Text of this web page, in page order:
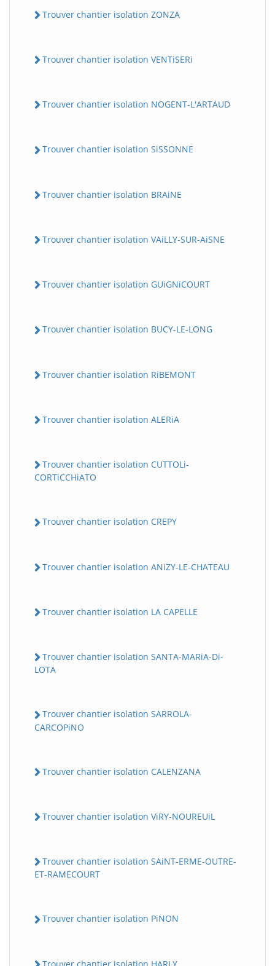
Trouver chantier isolation ZONZA
Trouver chantier isolation VENTiSERi
Trouver chantier isolation NOGENT-L'ARTAUD
Trouver chantier isolation SiSSONNE
Trouver chantier isolation BRAiNE
Trouver chantier isolation VAiLLY-SUR-AiSNE
Trouver chantier isolation GUiGNiCOURT
Trouver chantier isolation BUCY-LE-LONG
Trouver chantier isolation RiBEMONT
Trouver chantier isolation ALERiA
Trouver chantier isolation CUTTOLi-
CORTiCCHiATO
Trouver chantier isolation CREPY
Trouver chantier isolation ANiZY-LE-CHATEAU
Trouver chantier isolation LA CAPELLE
Trouver chantier isolation SANTA-MARiA-Di-
LOTA
Trouver chantier isolation SARROLA-
CARCOPiNO
Trouver chantier isolation CALENZANA
Trouver chantier isolation ViRY-NOUREUiL
Trouver chantier isolation SAiNT-ERME-OUTRE-
ET-RAMECOURT
Trouver chantier isolation PiNON
Trouver chantier isolation HARLY